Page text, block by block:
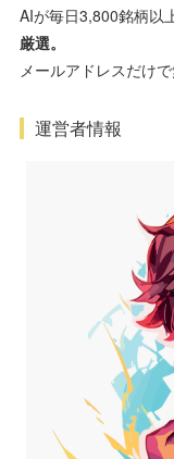
AIが毎日3,800銘柄以
厳選。
メールアドレスだけ
運営者情報